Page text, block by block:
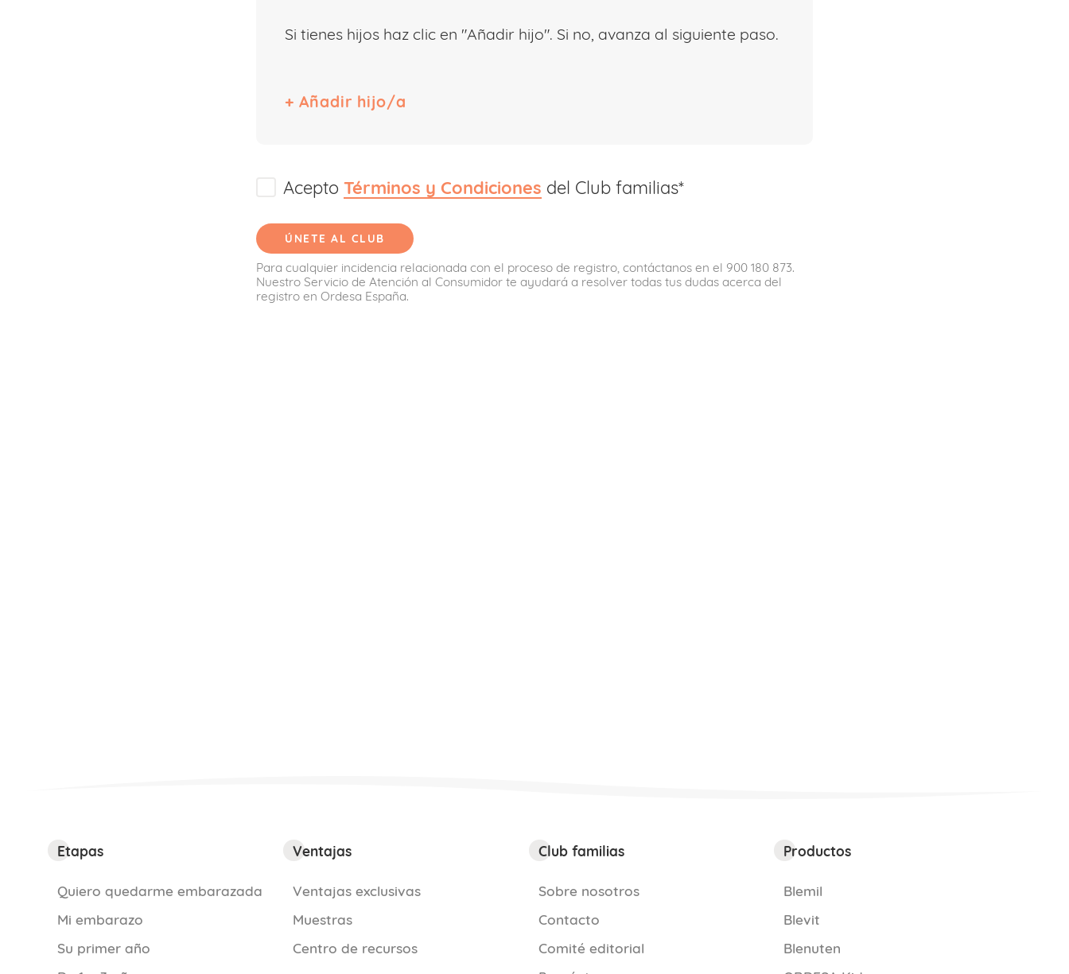
Si tienes hijos haz clic en "Añadir hijo". Si no, avanza al siguiente paso.
AceptoTérminos y Condiciones del Club familias*
Para cualquier incidencia relacionada con el proceso de registro, contáctanos en el 900 180 873.
Nuestro Servicio de Atención al Consumidor te ayudará a resolver todas tus dudas acerca del
registro en Ordesa España.
Etapas
Quiero quedarme embarazada
Mi embarazo
Su primer año
Ventajas
Ventajas exclusivas
Muestras
Centro de recursos
Club familias
Sobre nosotros
Contacto
Comité editorial
Productos
Blemil
Blevit
Blenuten